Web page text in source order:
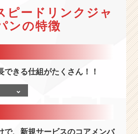
ピードリンクジャ
ンの特徴
できる仕組がたくさん！！
で、新規サービスのコアメンバ